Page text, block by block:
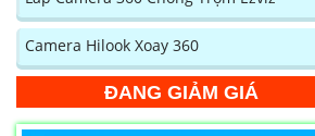
Camera Hilook Xoay 360
ĐANG GIẢM GIÁ